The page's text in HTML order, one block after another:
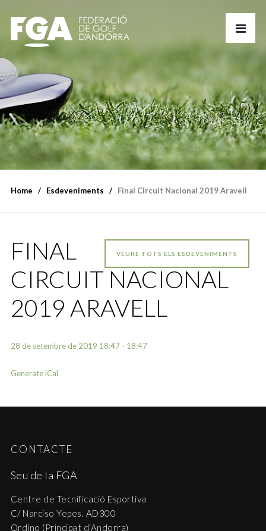
Home Esdeveniments Final Circuit Nacional 2019 Aravell
VEURE TOTS ELS ESDEVENIMENTS
FINAL
CIRCUIT NACIONAL
2019 ARAVELL
28 de setembre de 2019 18:47 - 18:47
Generate iCal
CONTACTE
Seu de la FGA
Centre de Tecnificació Esportiva
C/ Narciso Yepes. AD300
Ordino (Principat d’Andorra)